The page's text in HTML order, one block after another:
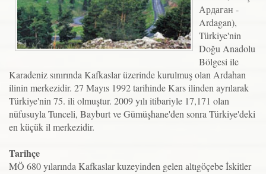
Ардаган -
Ardagan),
Türkiye'nin
Doğu Anadolu
Bölgesi ile
Karadeniz sınırında Kafkaslar üzerinde kurulmuş olan Ardahan
ilinin merkezidir. 27 Mayıs 1992 tarihinde Kars ilinden ayrılarak
Türkiye'nin 75. ili olmuştur. 2009 yılı itibariyle 17,171 olan
nüfusuyla Tunceli, Bayburt ve Gümüşhane'den sonra Türkiye'deki
en küçük il merkezidir.
Tarihçe
MÖ 680 yılarında Kafkaslar kuzeyinden gelen altıgöçebe İskitler